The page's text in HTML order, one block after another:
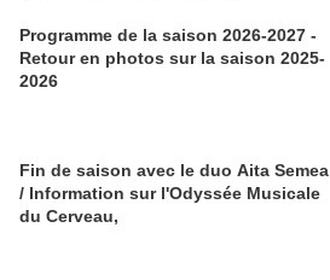
Programme de la saison 2026-2027 -
Retour en photos sur la saison 2025-
2026
Fin de saison avec le duo Aita Semea
/ Information sur l'Odyssée Musicale
du Cerveau,